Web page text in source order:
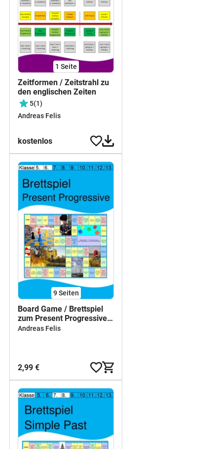
1 Seite
Zeitformen / Zeitstrahl zu
den englischen Zeiten
5(1)
Andreas Felis
kostenlos
9Seiten
Board Game / Brettspiel
zum Present Progressive
für die 5. / 6. Klasse - Mit
Andreas Felis
2,99 €